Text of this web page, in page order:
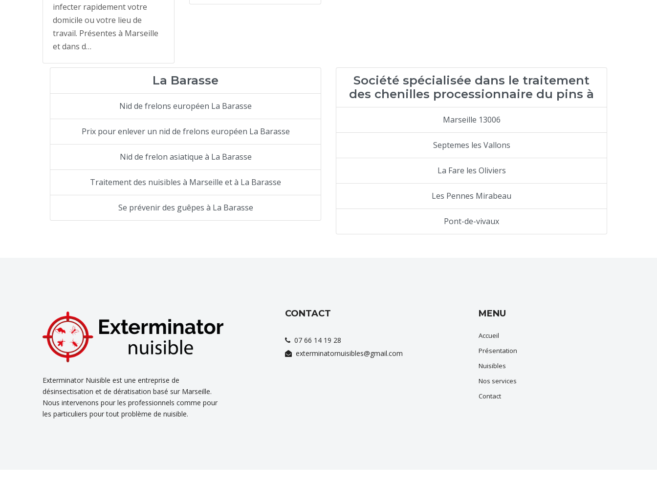
infecter rapidement votre
domicile ou votre lieu de
travail. Présentes à Marseille
et dans d…
La Barasse
Nid de frelons européen La Barasse
Prix pour enlever un nid de frelons européen La Barasse
Nid de frelon asiatique à La Barasse
Traitement des nuisibles à Marseille et à La Barasse
Se prévenir des guêpes à La Barasse
Société spécialisée dans le traitement
des chenilles processionnaire du pins à
Marseille 13006
Septemes les Vallons
La Fare les Oliviers
Les Pennes Mirabeau
Pont-de-vivaux
Exterminator Nuisible est une entreprise de
désinsectisation et de dératisation basé sur Marseille.
Nous intervenons pour les professionnels comme pour
les particuliers pour tout problème de nuisible.
CONTACT
07 66 14 19 28
exterminatornuisibles@gmail.com
MENU
Accueil
Présentation
Nuisibles
Nos services
Contact